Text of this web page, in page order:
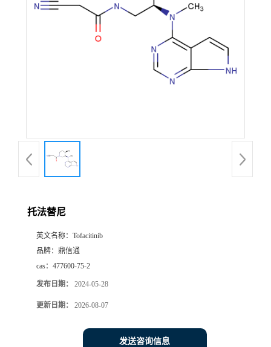
托法替尼
英文名称： Tofacitinib
品牌： 鼎信通
cas： 477600-75-2
发布日期： 2024-05-28
更新日期： 2026-08-07
发送咨询信息